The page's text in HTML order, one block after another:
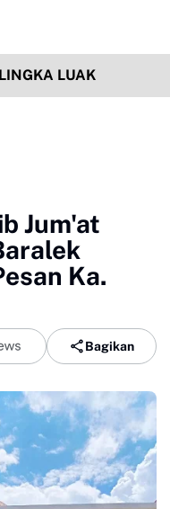
LUAK
Jum'at
Ka.
Bagikan